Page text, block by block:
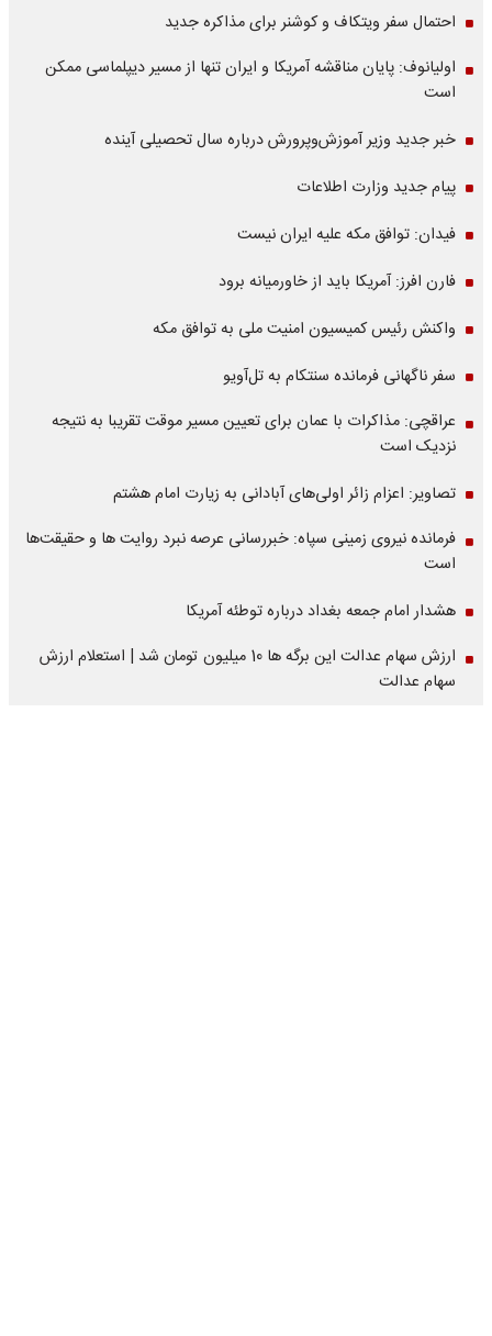
احتمال سفر ویتکاف و کوشنر برای مذاکره جدید
اولیانوف: پایان مناقشه آمریکا و ایران تنها از مسیر دیپلماسی ممکن
است
خبر جدید وزیر آموزش‌وپرورش درباره سال تحصیلی آینده
پیام جدید وزارت اطلاعات
فیدان: توافق مکه علیه ایران نیست
فارن افرز: آمریکا باید از خاورمیانه برود
واکنش رئیس کمیسیون امنیت ملی به توافق مکه
سفر ناگهانی فرمانده سنتکام به تل‌آویو
عراقچی: مذاکرات با عمان برای تعیین مسیر موقت تقریبا به نتیجه
نزدیک است
تصاویر: اعزام زائر اولی‌های آبادانی به زیارت امام هشتم
فرمانده نیروی زمینی سپاه: خبررسانی عرصه نبرد روایت ها و حقیقت‌ها
است
هشدار امام جمعه بغداد درباره توطئه آمریکا
ارزش سهام عدالت این برگه ها 10 میلیون تومان شد | استعلام ارزش
سهام عدالت